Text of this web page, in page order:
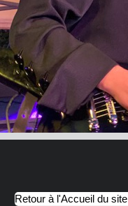
Retour à l'Accueil du site